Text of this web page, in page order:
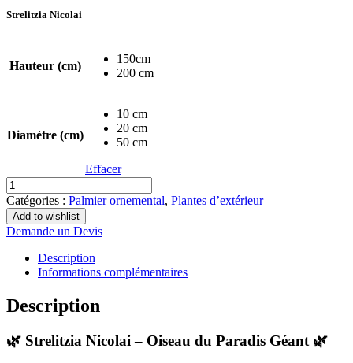
Strelitzia Nicolai
Hauteur (cm)
150cm
200 cm
Diamètre (cm)
10 cm
20 cm
50 cm
Effacer
quantité
de
Strelitzia
Nicolai
Catégories : Palmier ornemental, Plantes d’extérieur
Add to wishlist
Demande un Devis
Description
Informations complémentaires
Description
🌿 Strelitzia Nicolai – Oiseau du Paradis Géant 🌿